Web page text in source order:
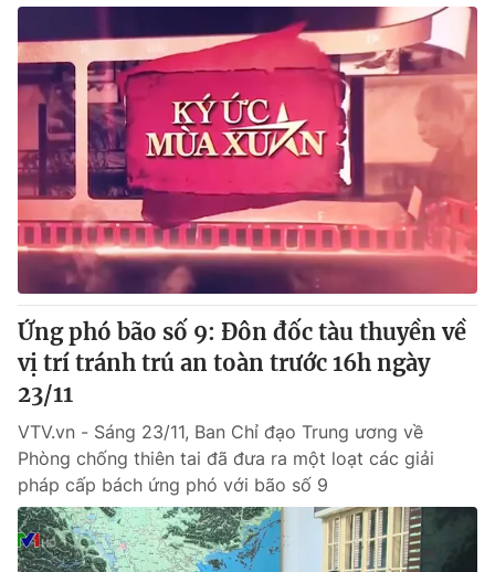
Ứng phó bão số 9: Đôn đốc tàu thuyền về
vị trí tránh trú an toàn trước 16h ngày
23/11
VTV.vn - Sáng 23/11, Ban Chỉ đạo Trung ương về
Phòng chống thiên tai đã đưa ra một loạt các giải
pháp cấp bách ứng phó với bão số 9